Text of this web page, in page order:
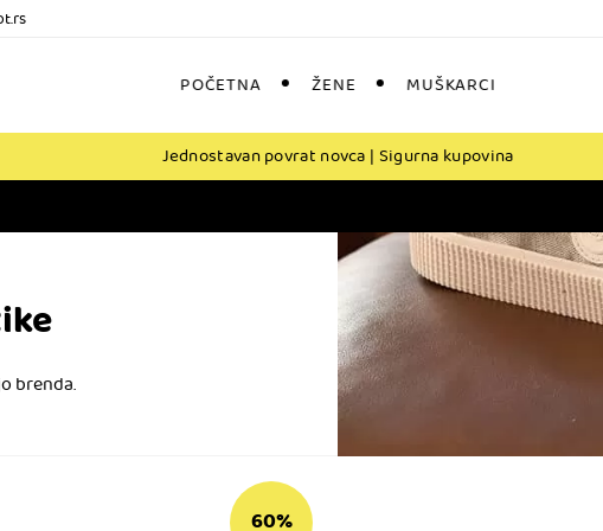
POČETNA ŽENE MUŠKARCI
Jednostavan povrat novca | Sigurna kupovina
brenda.
60%